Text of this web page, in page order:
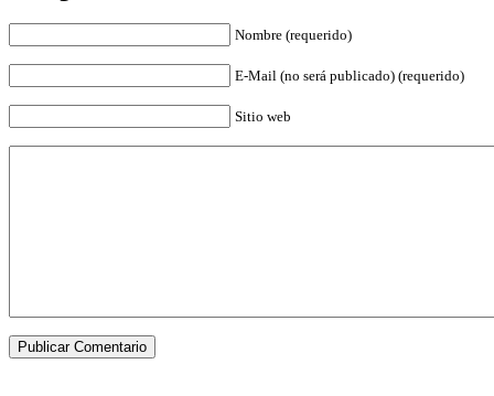
Nombre (requerido)
E-Mail (no será publicado) (requerido)
Sitio web